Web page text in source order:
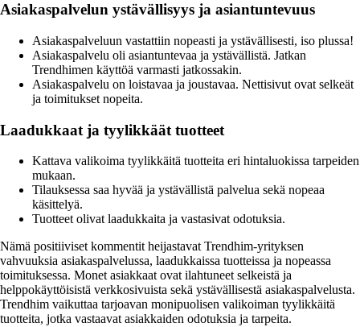
Asiakaspalvelun ystävällisyys ja asiantuntevuus
Asiakaspalveluun vastattiin nopeasti ja ystävällisesti, iso plussa!
Asiakaspalvelu oli asiantuntevaa ja ystävällistä. Jatkan
Trendhimen käyttöä varmasti jatkossakin.
Asiakaspalvelu on loistavaa ja joustavaa. Nettisivut ovat selkeät
ja toimitukset nopeita.
Laadukkaat ja tyylikkäät tuotteet
Kattava valikoima tyylikkäitä tuotteita eri hintaluokissa tarpeiden
mukaan.
Tilauksessa saa hyvää ja ystävällistä palvelua sekä nopeaa
käsittelyä.
Tuotteet olivat laadukkaita ja vastasivat odotuksia.
Nämä positiiviset kommentit heijastavat Trendhim-yrityksen
vahvuuksia asiakaspalvelussa, laadukkaissa tuotteissa ja nopeassa
toimituksessa. Monet asiakkaat ovat ilahtuneet selkeistä ja
helppokäyttöisistä verkkosivuista sekä ystävällisestä asiakaspalvelusta.
Trendhim vaikuttaa tarjoavan monipuolisen valikoiman tyylikkäitä
tuotteita, jotka vastaavat asiakkaiden odotuksia ja tarpeita.